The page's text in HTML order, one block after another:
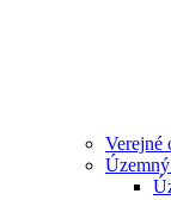
Verejné